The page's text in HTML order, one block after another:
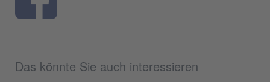
Das könnte Sie auch interessieren